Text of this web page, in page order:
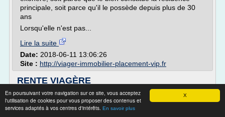
X
En poursuivant votre navigation sur ce site, vous acceptez
l'utilisation de cookies pour vous proposer des contenus et
services adaptés à vos centres d'intérêts. En savoir plus
principale, soit parce qu'il le possède depuis plus de 30
ans
Lorsqu'elle n'est pas...
Lire la suite
Date: 2018-06-11 13:06:26
Site : http://viager-immobilier-placement-vip.fr
RENTE VIAGÈRE
RENTE VIAGÈRE DÉFINITION ASSURANCE VIE
RENTE VIAGÈRE IMMOBILIERE PEA PERP